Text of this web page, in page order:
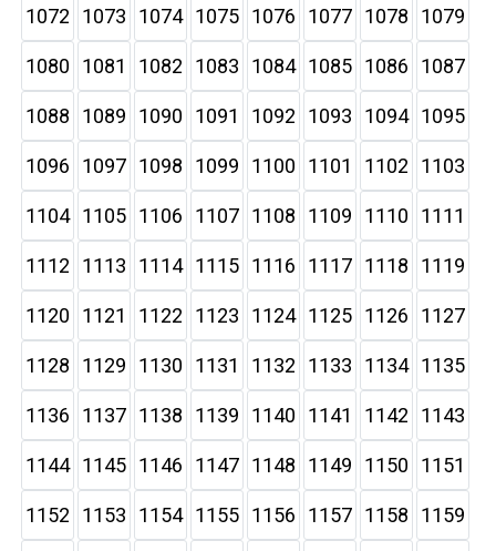
1072 1073 1074 1075 1076 1077 1078 1079
1080 1081 1082 1083 1084 1085 1086 1087
1088 1089 1090 1091 1092 1093 1094 1095
1096 1097 1098 1099 1100 1101 1102 1103
1104 1105 1106 1107 1108 1109 1110 1111
1112 1113 1114 1115 1116 1117 1118 1119
1120 1121 1122 1123 1124 1125 1126 1127
1128 1129 1130 1131 1132 1133 1134 1135
1136 1137 1138 1139 1140 1141 1142 1143
1144 1145 1146 1147 1148 1149 1150 1151
1152 1153 1154 1155 1156 1157 1158 1159